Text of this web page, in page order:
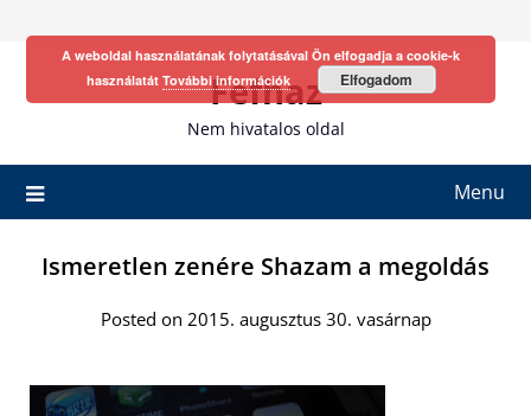
Fefhaz
Nem hivatalos oldal
Menu
Ismeretlen zenére Shazam a megoldás
Posted on 2015. augusztus 30. vasárnap
A weboldal használatának folytatásával Ön elfogadja a cookie-k
használatát További információk Elfogadom